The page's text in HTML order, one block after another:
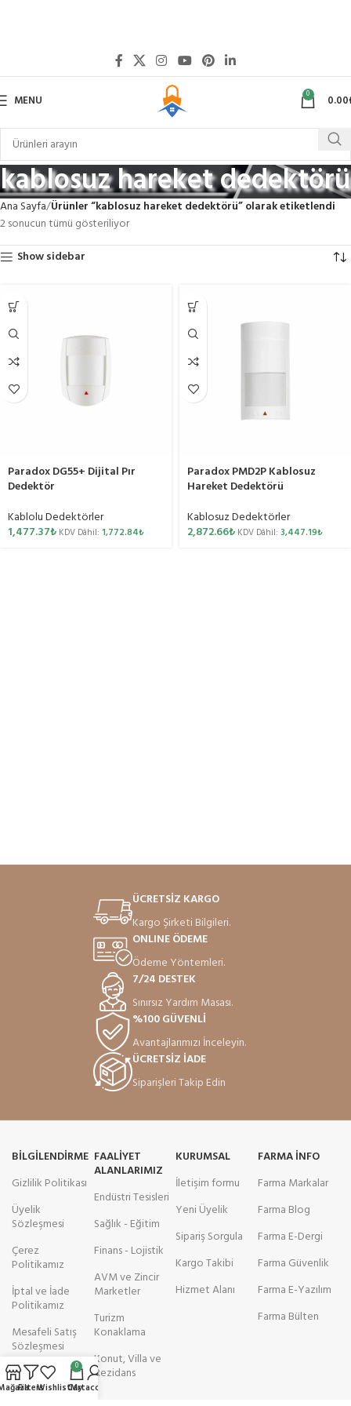
MENU 0 0.00
kablosuz hareket dedektörü
Ana Sayfa Ürünler “kablosuz hareket dedektörü” olarak etiketlendi
2 sonucun tümü gösteriliyor
Show sidebar
Paradox DG55+ Dijital Pır
Dedektör
Kablolu Dedektörler
1,477.37₺ KDV Dâhil: 1,772.84₺
Paradox PMD2P Kablosuz
Hareket Dedektörü
Kablosuz Dedektörler
2,872.66₺ KDV Dâhil: 3,447.19₺
ÜCRETSİZ KARGO
Kargo Şirketi Bilgileri.
ONLINE ÖDEME
Ödeme Yöntemleri.
7/24 DESTEK
Sınırsız Yardım Masası.
%100 GÜVENLİ
Avantajlarımızı İnceleyin.
ÜCRETSİZ İADE
Siparişleri Takip Edin
BILGILENDIRME
Gizlilik Politikası
Üyelik
Sözleşmesi
Çerez
Politikamız
İptal ve İade
Politikamız
Mesafeli Satış
Sözleşmesi
Kişisel Verilerin
Korunumu
FAALIYET
ALANLARIMIZ
Endüstri Tesisleri
Sağlık - Eğitim
Finans - Lojistik
AVM ve Zincir
Marketler
Turizm
Konaklama
Konut, Villa ve
Rezidans
KURUMSAL
İletişim formu
Yeni Üyelik
Sipariş Sorgula
Kargo Takibi
Hizmet Alanı
FARMA INFO
Farma Markalar
Farma Blog
Farma E-Dergi
Farma Güvenlik
Farma E-Yazılım
Farma Bülten
FiltersWishlist
0
Cart
My account